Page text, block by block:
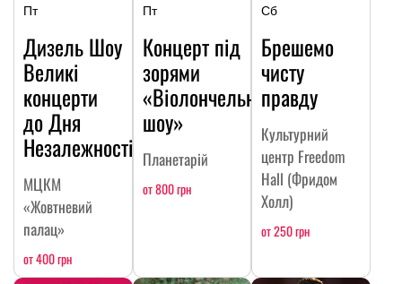
Пт
Дизель Шоу
Великі
концерти
до Дня
Незалежності
МЦКМ
«Жовтневий
палац»
от 400 грн
Пт
Концерт під
зорями
«Віолончельне
шоу»
Планетарій
от 800 грн
Сб
Брешемо
чисту
правду
Культурний
центр Freedom
Hall (Фридом
Холл)
от 250 грн